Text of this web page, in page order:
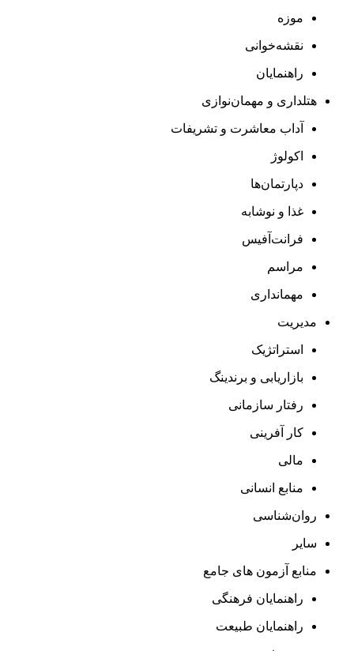
موزه
نقشه‌خوانی
راهنمایان
هتلداری و مهمان‌نوازی
آداب معاشرت و تشریفات
اکولوژ
دپارتمان‌ها
غذا و نوشابه
فرانت‌آفیس
مراسم
مهمانداری
مدیریت
استراتژیک
بازاریابی و برندینگ
رفتار سازمانی
کار آفرینی
مالی
منابع انسانی
روان‌شناسی
سایر
منابع آزمون های جامع
راهنمایان فرهنگی
راهنمایان طبیعت